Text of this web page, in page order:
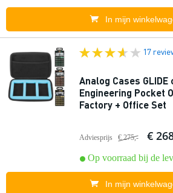
In mijn
17
Analog Cases
Engineering Pocket
Factory + Office Set
Adviesprijs € 275,- €
Op voorraad bij de
In mijn